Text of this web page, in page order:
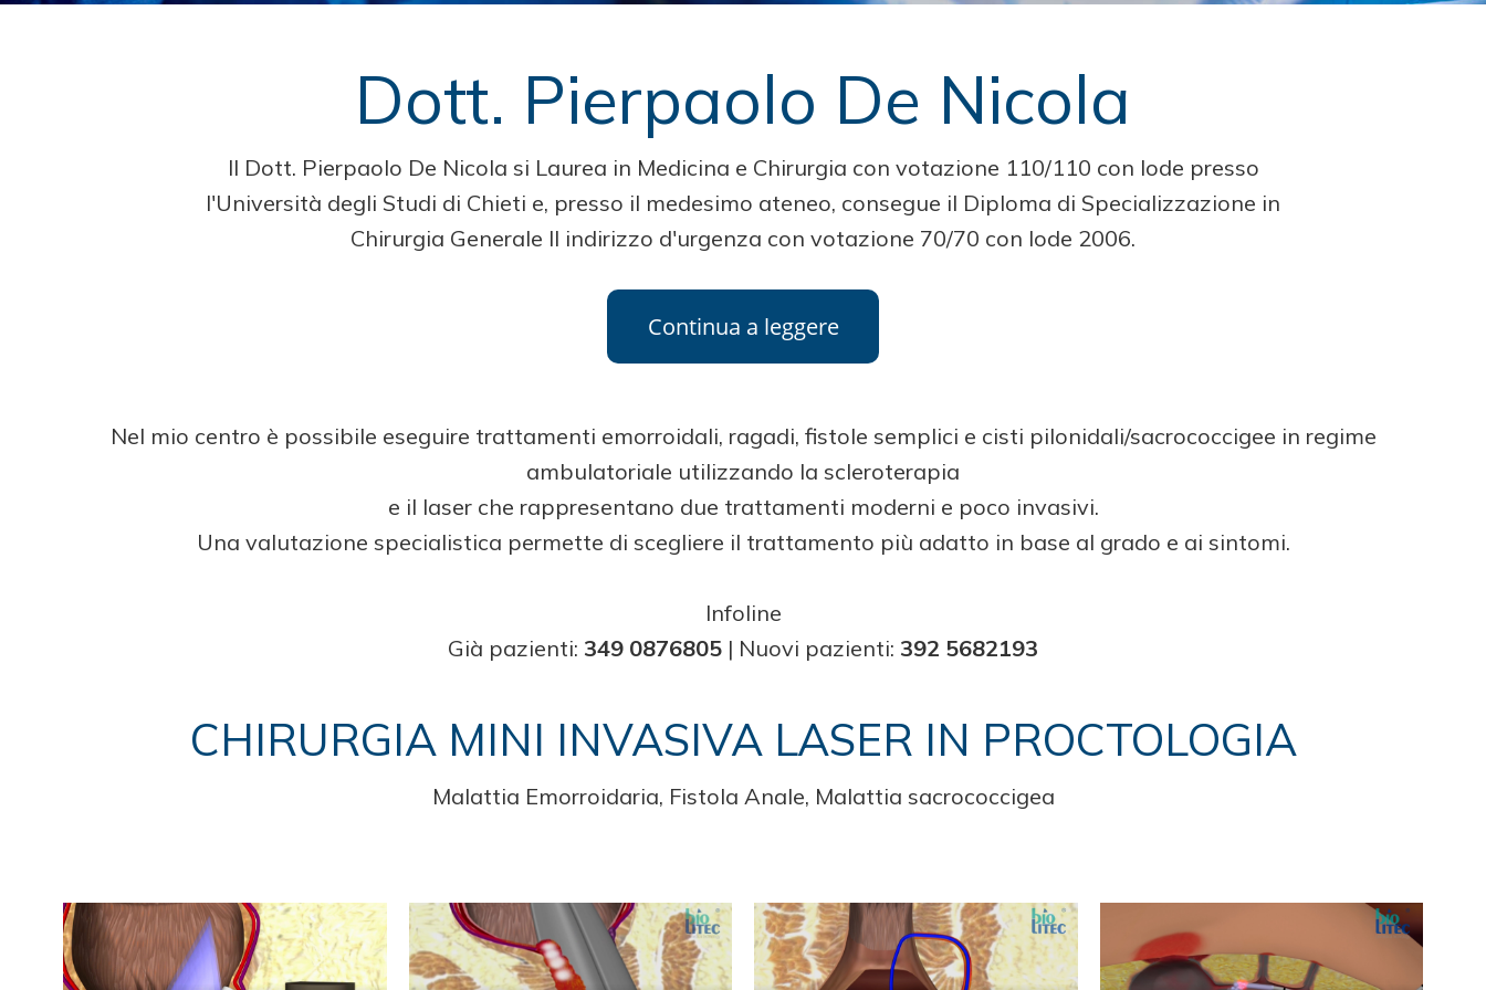
Dott. Pierpaolo De Nicola
Il Dott. Pierpaolo De Nicola si Laurea in Medicina e Chirurgia con votazione 110/110 con lode presso
l'Università degli Studi di Chieti e, presso il medesimo ateneo, consegue il Diploma di Specializzazione in
Chirurgia Generale II indirizzo d'urgenza con votazione 70/70 con lode 2006.
Nel mio centro è possibile eseguire trattamenti emorroidali, ragadi, fistole semplici e cisti pilonidali/sacrococcigee in regime
ambulatoriale utilizzando la scleroterapia
e il laser che rappresentano due trattamenti moderni e poco invasivi.
Una valutazione specialistica permette di scegliere il trattamento più adatto in base al grado e ai sintomi.
Infoline
Già pazienti: 349 0876805 | Nuovi pazienti: 392 5682193
CHIRURGIA MINI INVASIVA LASER IN PROCTOLOGIA
Malattia Emorroidaria, Fistola Anale, Malattia sacrococcigea